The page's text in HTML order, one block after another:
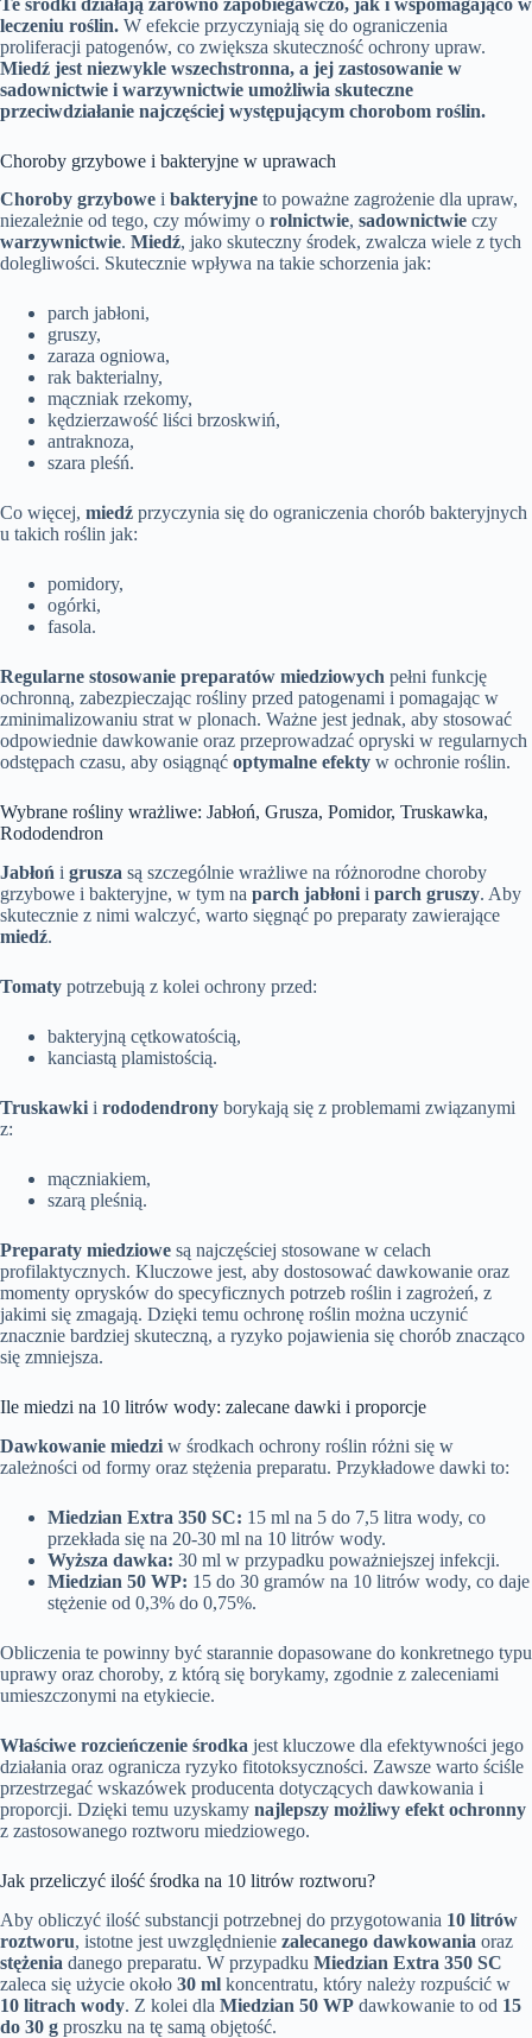
leczeniu roślin. W efekcie przyczyniają się do ograniczenia
proliferacji patogenów, co zwiększa skuteczność ochrony upraw.
Miedź jest niezwykle wszechstronna, a jej zastosowanie w
sadownictwie i warzywnictwie umożliwia skuteczne
przeciwdziałanie najczęściej występującym chorobom roślin.
Choroby grzybowe i bakteryjne w uprawach
Choroby grzybowe i bakteryjne to poważne zagrożenie dla upraw,
niezależnie od tego, czy mówimy o rolnictwie, sadownictwie czy
warzywnictwie. Miedź, jako skuteczny środek, zwalcza wiele z tych
dolegliwości. Skutecznie wpływa na takie schorzenia jak:
parch jabłoni,
gruszy,
zaraza ogniowa,
rak bakterialny,
mączniak rzekomy,
kędzierzawość liści brzoskwiń,
antraknoza,
szara pleśń.
Co więcej, miedź przyczynia się do ograniczenia chorób bakteryjnych
u takich roślin jak:
pomidory,
ogórki,
fasola.
Regularne stosowanie preparatów miedziowych pełni funkcję
ochronną, zabezpieczając rośliny przed patogenami i pomagając w
zminimalizowaniu strat w plonach. Ważne jest jednak, aby stosować
odpowiednie dawkowanie oraz przeprowadzać opryski w regularnych
odstępach czasu, aby osiągnąć optymalne efekty w ochronie roślin.
Wybrane rośliny wrażliwe: Jabłoń, Grusza, Pomidor, Truskawka,
Rododendron
Jabłoń i grusza są szczególnie wrażliwe na różnorodne choroby
grzybowe i bakteryjne, w tym na parch jabłoni i parch gruszy. Aby
skutecznie z nimi walczyć, warto sięgnąć po preparaty zawierające
miedź.
Tomaty potrzebują z kolei ochrony przed:
bakteryjną cętkowatością,
kanciastą plamistością.
Truskawki i rododendrony borykają się z problemami związanymi
z:
mączniakiem,
szarą pleśnią.
Preparaty miedziowe są najczęściej stosowane w celach
profilaktycznych. Kluczowe jest, aby dostosować dawkowanie oraz
momenty oprysków do specyficznych potrzeb roślin i zagrożeń, z
jakimi się zmagają. Dzięki temu ochronę roślin można uczynić
znacznie bardziej skuteczną, a ryzyko pojawienia się chorób znacząco
się zmniejsza.
Ile miedzi na 10 litrów wody: zalecane dawki i proporcje
Dawkowanie miedzi w środkach ochrony roślin różni się w
zależności od formy oraz stężenia preparatu. Przykładowe dawki to:
Miedzian Extra 350 SC: 15 ml na 5 do 7,5 litra wody, co
przekłada się na 20-30 ml na 10 litrów wody.
Wyższa dawka: 30 ml w przypadku poważniejszej infekcji.
Miedzian 50 WP: 15 do 30 gramów na 10 litrów wody, co daje
stężenie od 0,3% do 0,75%.
Obliczenia te powinny być starannie dopasowane do konkretnego typu
uprawy oraz choroby, z którą się borykamy, zgodnie z zaleceniami
umieszczonymi na etykiecie.
Właściwe rozcieńczenie środka jest kluczowe dla efektywności jego
działania oraz ogranicza ryzyko fitotoksyczności. Zawsze warto ściśle
przestrzegać wskazówek producenta dotyczących dawkowania i
proporcji. Dzięki temu uzyskamy najlepszy możliwy efekt ochronny
z zastosowanego roztworu miedziowego.
Jak przeliczyć ilość środka na 10 litrów roztworu?
Aby obliczyć ilość substancji potrzebnej do przygotowania 10 litrów
roztworu, istotne jest uwzględnienie zalecanego dawkowania oraz
stężenia danego preparatu. W przypadku Miedzian Extra 350 SC
zaleca się użycie około 30 ml koncentratu, który należy rozpuścić w
10 litrach wody. Z kolei dla Miedzian 50 WP dawkowanie to od 15
do 30 g proszku na tę samą objętość.